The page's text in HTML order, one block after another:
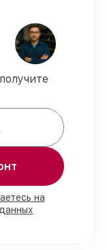
–
PV150G
после
наблюдения
на